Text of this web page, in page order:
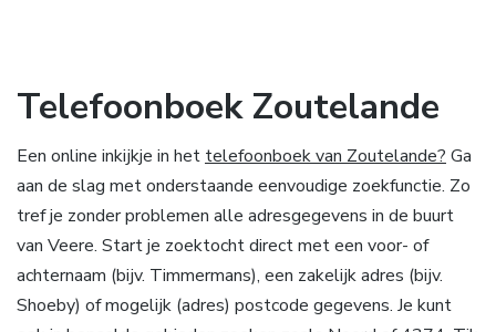
Telefoonboek Zoutelande
Een online inkijkje in het telefoonboek van Zoutelande? Ga
aan de slag met onderstaande eenvoudige zoekfunctie. Zo
tref je zonder problemen alle adresgegevens in de buurt
van Veere. Start je zoektocht direct met een voor- of
achternaam (bijv. Timmermans), een zakelijk adres (bijv.
Shoeby) of mogelijk (adres) postcode gegevens. Je kunt